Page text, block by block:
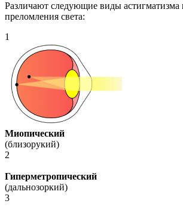
Различают следующие виды астигматизма
преломления света:
1
Миопический
(близорукий)
2
Гиперметропический
(дальнозоркий)
3